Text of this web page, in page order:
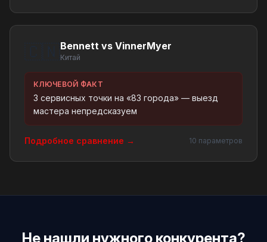
Bennett vs VinnerMyer
Китай
КЛЮЧЕВОЙ ФАКТ
3 сервисных точки на «83 города» — выезд
мастера непредсказуем
Подробное сравнение → 10 параметров
Не нашли нужного конкурента?